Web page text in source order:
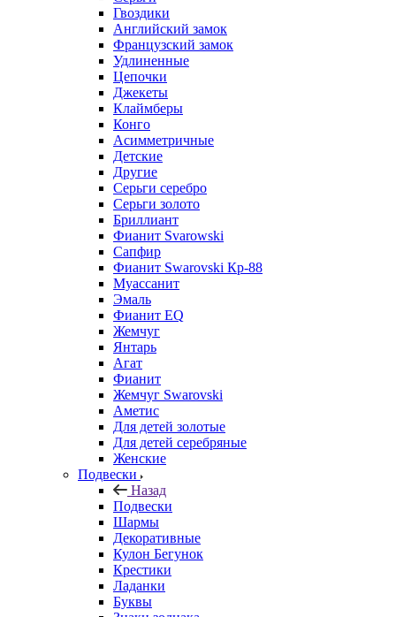
Гвоздики
Английский замок
Французский замок
Удлиненные
Цепочки
Джекеты
Клаймберы
Конго
Асимметричные
Детские
Другие
Серьги серебро
Серьги золото
Бриллиант
Фианит Svarowski
Сапфир
Фианит Swarovski Кр-88
Муассанит
Эмаль
Фианит EQ
Жемчуг
Янтарь
Агат
Фианит
Жемчуг Swarovski
Аметис
Для детей золотые
Для детей серебряные
Женские
Подвески
Назад
Подвески
Шармы
Декоративные
Кулон Бегунок
Крестики
Ладанки
Буквы